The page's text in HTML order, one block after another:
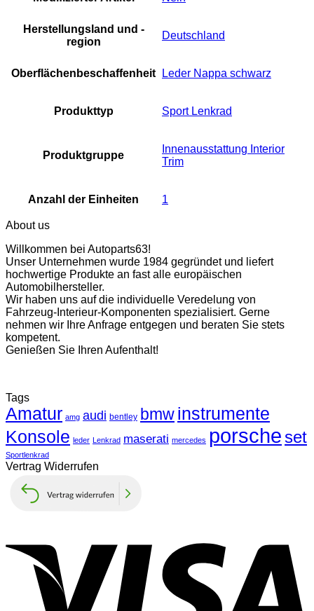
Herstellungsland und -
region
Deutschland
Oberflächenbeschaffenheit Leder Nappa schwarz
Produkttyp Sport Lenkrad
Produktgruppe
Innenausstattung Interior
Trim
Anzahl der Einheiten 1
About us
Willkommen bei Autoparts63!
Unser Unternehmen wurde 1984 gegründet und liefert
hochwertige Produkte an fast alle europäischen
Automobilhersteller.
Wir haben uns auf die individuelle Veredelung von
Fahrzeug-Interieur-Komponenten spezialisiert. Gerne
nehmen wir Ihre Anfrage entgegen und beraten Sie stets
kompetent.
Genießen Sie Ihren Aufenthalt!
Tags
Amatur amg audi bentley bmwinstrumente
Konsole leder Lenkrad maserati mercedes porsche set
Sportlenkrad
Vertrag Widerrufen